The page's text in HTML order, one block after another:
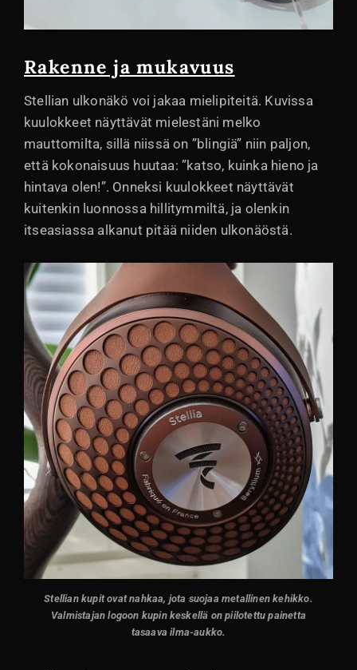
Rakenne ja mukavuus
Stellian ulkonäkö voi jakaa mielipiteitä. Kuvissa
kuulokkeet näyttävät mielestäni melko
mauttomilta, sillä niissä on ”blingiä” niin paljon,
että kokonaisuus huutaa: ”katso, kuinka hieno ja
hintava olen!”. Onneksi kuulokkeet näyttävät
kuitenkin luonnossa hillitymmiltä, ja olenkin
itseasiassa alkanut pitää niiden ulkonäöstä.
Stellian kupit ovat nahkaa, jota suojaa metallinen kehikko.
Valmistajan logoon kupin keskellä on piilotettu painetta
tasaava ilma-aukko.